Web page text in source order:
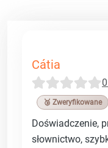
Cátia
🥉 Zweryfikowane
Doświadczenie,
słownictwo,